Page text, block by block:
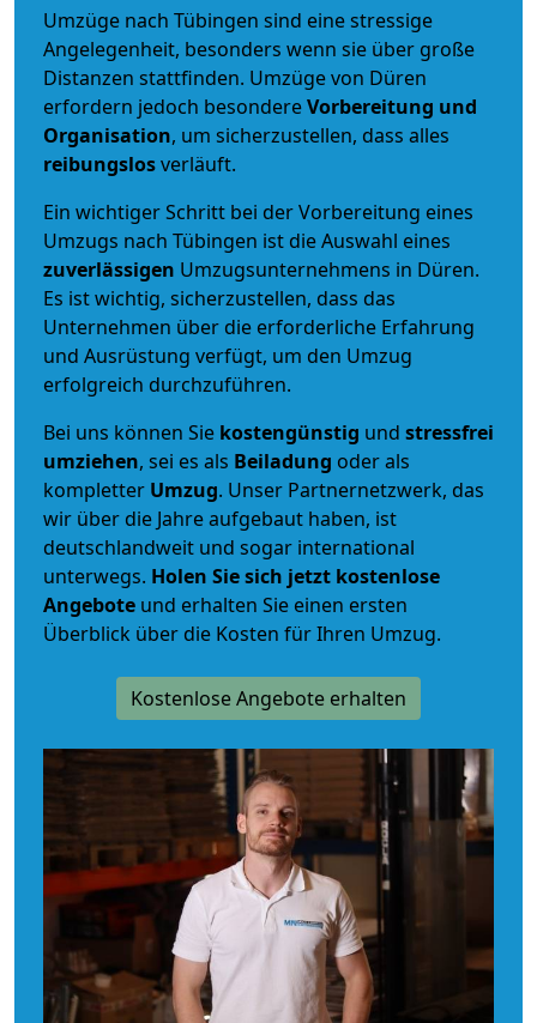
Umzüge nach Tübingen sind eine stressige
Angelegenheit, besonders wenn sie über große
Distanzen stattfinden. Umzüge von Düren
erfordern jedoch besondereVorbereitung und
Organisation, um sicherzustellen, dass alles
reibungslosverläuft.
Ein wichtiger Schritt bei der Vorbereitung eines
Umzugs nach Tübingen ist die Auswahl eines
zuverlässigen Umzugsunternehmens in Düren.
Es ist wichtig, sicherzustellen, dass das
Unternehmen über die erforderliche Erfahrung
und Ausrüstung verfügt, um den Umzug
erfolgreich durchzuführen.
Bei uns können Sie kostengünstig und stressfrei
umziehen, sei es als Beiladung oder als
kompletter Umzug. Unser Partnernetzwerk, das
wir über die Jahre aufgebaut haben, ist
deutschlandweit und sogar international
unterwegs. Holen Sie sich jetzt kostenlose
Angebote und erhalten Sie einen ersten
Überblick über die Kosten für Ihren Umzug.
Kostenlose Angebote erhalten